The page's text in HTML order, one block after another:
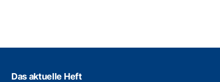
Das aktuelle Heft